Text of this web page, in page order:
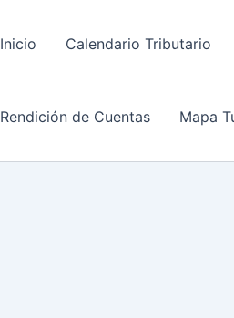
Inicio Calendario Tributario
Rendición de Cuentas Mapa